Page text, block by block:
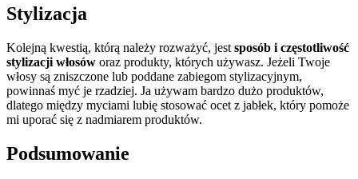
Stylizacja
Kolejną kwestią, którą należy rozważyć, jest sposób i częstotliwość
stylizacji włosów oraz produkty, których używasz. Jeżeli Twoje
włosy są zniszczone lub poddane zabiegom stylizacyjnym,
powinnaś myć je rzadziej. Ja używam bardzo dużo produktów,
dlatego między myciami lubię stosować ocet z jabłek, który pomoże
mi uporać się z nadmiarem produktów.
Podsumowanie